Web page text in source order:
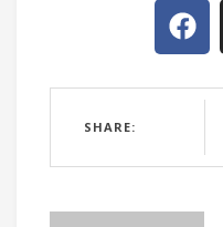
SHARE: